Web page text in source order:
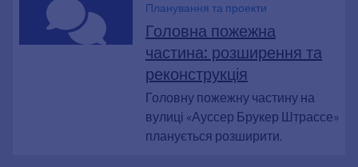
Планування та проекти
Головна пожежна
частина: розширення та
реконструкція
Головну пожежну частину на
вулиці «Ауссер Брукер Штрассе»
планується розширити.